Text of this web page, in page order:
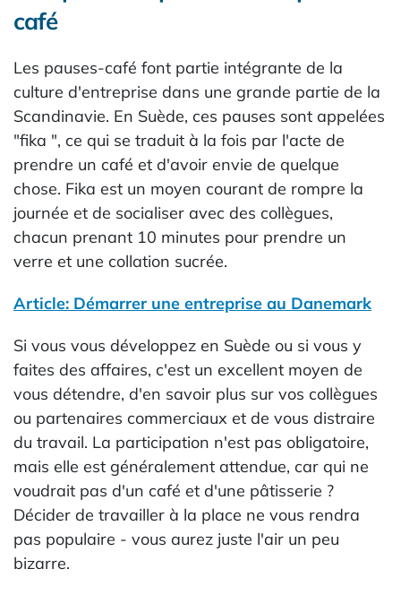
café
Les pauses-café font partie intégrante de la
culture d'entreprise dans une grande partie de la
Scandinavie. En Suède, ces pauses sont appelées
"fika ", ce qui se traduit à la fois par l'acte de
prendre un café et d'avoir envie de quelque
chose. Fika est un moyen courant de rompre la
journée et de socialiser avec des collègues,
chacun prenant 10 minutes pour prendre un
verre et une collation sucrée.
Article: Démarrer une entreprise au Danemark
Si vous vous développez en Suède ou si vous y
faites des affaires, c'est un excellent moyen de
vous détendre, d'en savoir plus sur vos collègues
ou partenaires commerciaux et de vous distraire
du travail. La participation n'est pas obligatoire,
mais elle est généralement attendue, car qui ne
voudrait pas d'un café et d'une pâtisserie ?
Décider de travailler à la place ne vous rendra
pas populaire - vous aurez juste l'air un peu
bizarre.